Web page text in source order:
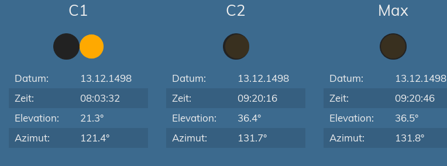
C1
Datum:
13.12.1498
Zeit:
08:03:32
Elevation:
21.3°
Azimut:
121.4°
C2
Datum:
13.12.1498
Zeit:
09:20:16
Elevation:
36.4°
Azimut:
131.7°
Max
Datum:
13.12.1498
Zeit:
09:20:46
Elevation:
36.5°
Azimut:
131.8°